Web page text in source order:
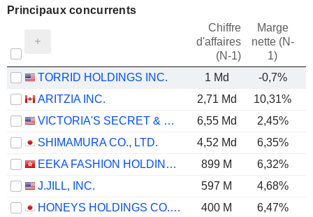
Principaux concurrents
Chiffre
d'affaires
(N-1)
Marge
nette (N-
1)
TORRID HOLDINGS INC. 1 Md -0,7%
ARITZIA INC.
2,71 Md 10,31%
VICTORIA'S SECRET & CO.
6,55 Md 2,45%
SHIMAMURA CO., LTD.
4,52 Md 6,35%
EEKA FASHION HOLDINGS LIMITED
899 M 6,32%
J.JILL, INC.
597 M 4,68%
HONEYS HOLDINGS CO., LTD.
400 M 6,47%